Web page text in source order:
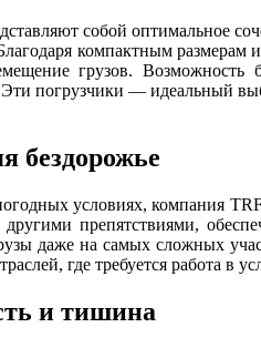
собой оптимальное
компактным размерам
грузов.
погрузчики — идеальный
бездорожье
условиях, компания
препятствиями,
даже на самых сложных
где требуется работа в
и тишина